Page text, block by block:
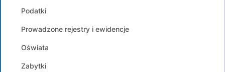
Podatki
Prowadzone rejestry i ewidencje
Oświata
Zabytki